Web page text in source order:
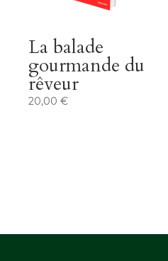
La balade
gourmande du
rêveur
20,00 €